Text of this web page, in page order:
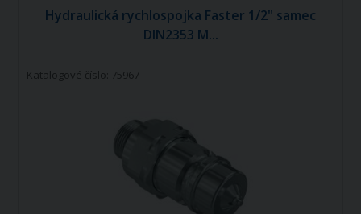
Hydraulická rychlospojka Faster 1/2" samec
DIN2353 M...
Katalogové číslo: 75967